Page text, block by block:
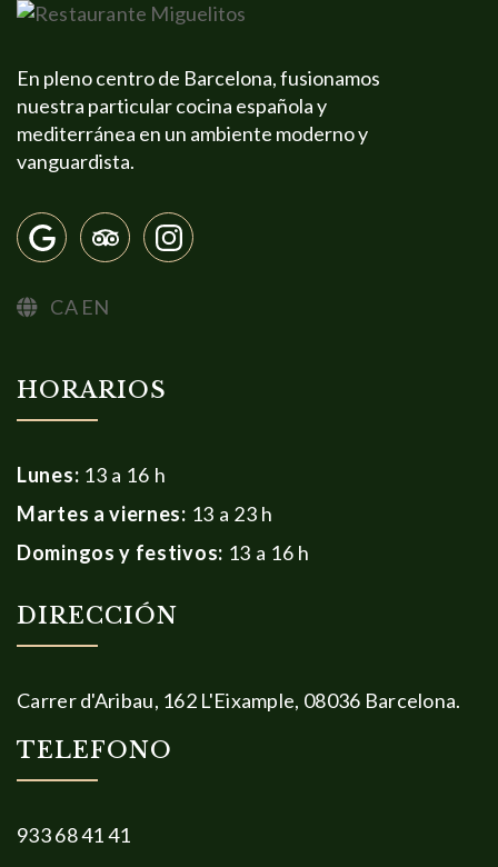
En pleno centro de Barcelona, fusionamos
nuestra particular cocina española y
mediterránea en un ambiente moderno y
vanguardista.
CA EN
HORARIOS
Lunes: 13 a 16 h
Martes a viernes: 13 a 23 h
Domingos y festivos: 13 a 16 h
DIRECCIÓN
Carrer d'Aribau, 162 L'Eixample, 08036 Barcelona.
TELEFONO
933 68 41 41